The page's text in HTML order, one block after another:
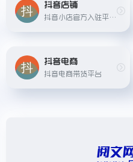
抖音店铺
抖音小店官方入驻平台,多渠道流量一站式覆盖,精准智能推荐内容营销玩法,沉浸式全品类商品转化场景
抖音电商
抖音电商带货平台